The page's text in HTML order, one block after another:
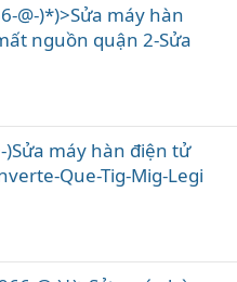
@-)*)>Sửa máy hàn
nguồn quận 2-Sửa
)Sửa máy hàn điện tử
Que-Tig-Mig-Legi